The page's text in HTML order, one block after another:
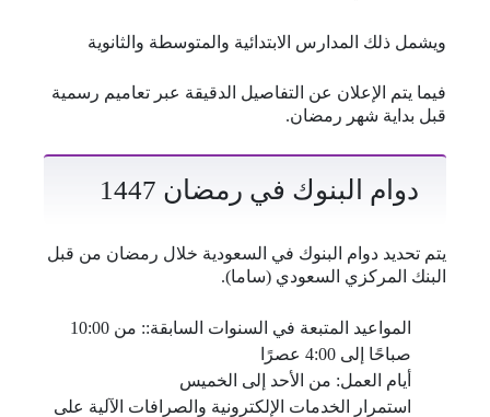
ويشمل ذلك المدارس الابتدائية والمتوسطة والثانوية
فيما يتم الإعلان عن التفاصيل الدقيقة عبر تعاميم رسمية
قبل بداية شهر رمضان.
دوام البنوك في رمضان 1447
يتم تحديد دوام البنوك في السعودية خلال رمضان من قبل
البنك المركزي السعودي (ساما).
المواعيد المتبعة في السنوات السابقة:: من 10:00
صباحًا إلى 4:00 عصرًا
أيام العمل: من الأحد إلى الخميس
استمرار الخدمات الإلكترونية والصرافات الآلية على